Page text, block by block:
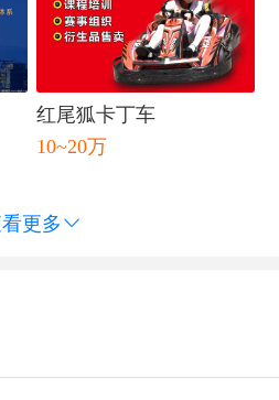
红尾狐卡丁车
10~20万
更多 